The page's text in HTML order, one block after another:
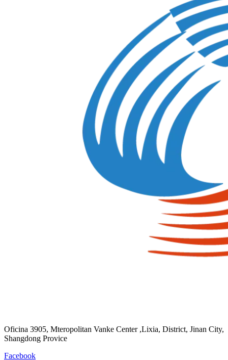
Oficina 3905, Mteropolitan Vanke Center ,Lixia, District, Jinan City,
Shangdong Provice
Facebook